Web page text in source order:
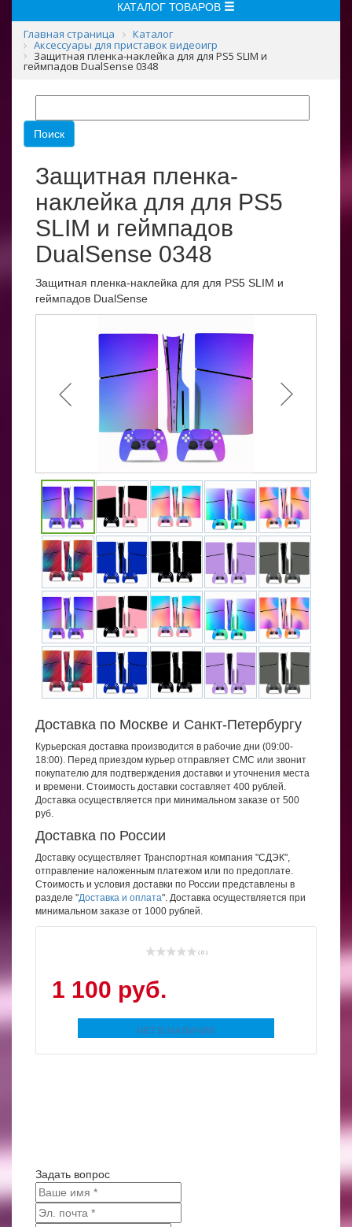
КАТАЛОГ ТОВАРОВ
Главная страница Каталог
Аксессуары для приставок видеоигр
Защитная пленка-наклейка для для PS5 SLIM и
геймпадов DualSense 0348
Защитная пленка-
наклейка для для PS5
SLIM и геймпадов
DualSense 0348
Защитная пленка-наклейка для для PS5 SLIM и
геймпадов DualSense
Доставка по Москве и Санкт-Петербургу
Курьерская доставка производится в рабочие дни (09:00-
18:00). Перед приездом курьер отправляет СМС или звонит
покупателю для подтверждения доставки и уточнения места
и времени. Стоимость доставки составляет 400 рублей.
Доставка осуществляется при минимальном заказе от 500
руб.
Доставка по России
Доставку осуществляет Транспортная компания "СДЭК",
отправление наложенным платежом или по предоплате.
Стоимость и условия доставки по России представлены в
разделе "Доставка и оплата". Доставка осуществляется при
минимальном заказе от 1000 рублей.
( 0 )
1 100 руб.
НЕТ В НАЛИЧИИ
Задать вопрос